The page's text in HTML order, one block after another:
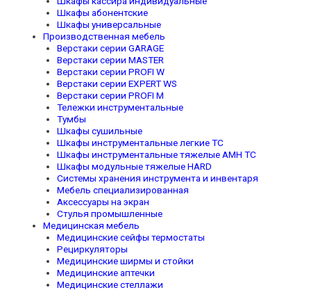
Шкафы абонентские
Шкафы универсальные
Производственная мебель
Верстаки серии GARAGE
Верстаки серии MASTER
Верстаки серии PROFI W
Верстаки серии EXPERT WS
Верстаки серии PROFI M
Тележки инструментальные
Тумбы
Шкафы сушильные
Шкафы инструментальные легкие TC
Шкафы инструментальные тяжелые AMH TC
Шкафы модульные тяжелые HARD
Системы хранения инструмента и инвентаря
Мебель специализированная
Аксессуары на экран
Стулья промышленные
Медицинская мебель
Медицинские сейфы термостаты
Рециркуляторы
Медицинские ширмы и стойки
Медицинские аптечки
Медицинские стеллажи